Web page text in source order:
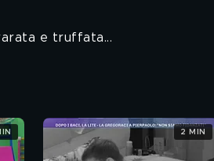
e truffata...
2 MIN